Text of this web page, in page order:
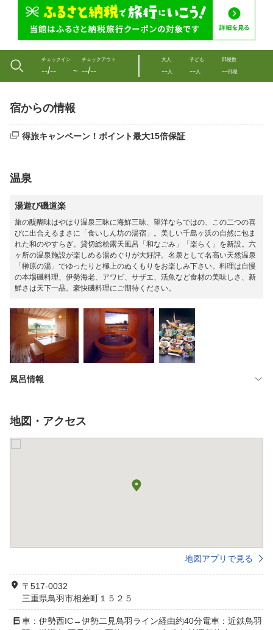
チェックイン
--/-- 〜
チェックアウト
--/--
大人
--人
子ども
--人
部屋数
--部屋
宿からの情報
得旅キャンペーン！ポイント最大15倍保証
温泉
湯遊び磯道楽
旅の醍醐味はやはり温泉三昧に海鮮三昧、望洋ならではの、この二つの喜
びに出合えるまさに「食いしん坊の湯宿」。美しい千島ヶ浜の自然に包ま
れた和のやすらぎ。貸切総桧露天風呂「和なごみ」「楽らく」を新設。六
ヶ所の温泉施設が楽しめる湯めぐりが大好評。名泉として名高い天然温泉
「榊原の湯」でゆったりと極上のぬくもりをお楽しみ下さい。料理は自慢
の本場磯料理、伊勢海老、アワビ、サザエ、活魚など食材の美味しさ、新
鮮さは天下一品。豪快磯料理にご期待ください。
風呂情報
地図・アクセス
地図アプリで見る
〒517-0032
三重県鳥羽市相差町１５２５
車：伊勢西IC→伊勢二見鳥羽ライン経由約40分電車：近鉄鳥羽